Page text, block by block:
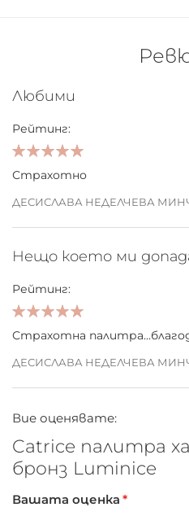
Любими
Рейтинг:
Страхотно
ДЕСИСЛАВА НЕДЕЛЧЕВА
Нещо което ми
Рейтинг:
Страхотна
ДЕСИСЛАВА НЕДЕЛЧЕВА
Вие оценявате:
Catrice палитра
бронз Luminice
Вашата оценка